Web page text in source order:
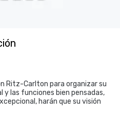
Ritz-Carlton para organizar su
y las funciones bien pensadas,
harán que su visión